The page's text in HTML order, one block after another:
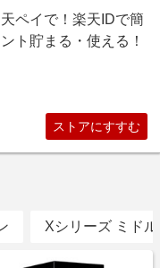
ト(法人向けサイト)で
です
ペイで！楽天IDで簡
ト貯まる・使える！
ストアにすすむ
Xシリーズ ミド